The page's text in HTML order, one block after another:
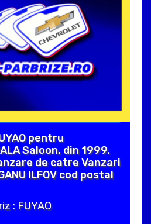
pentru
Saloon, din 1999.
de catre Vanzari
ILFOV cod postal
: FUYAO